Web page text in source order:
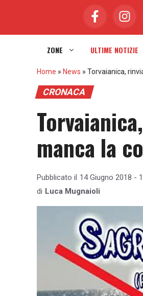
ZONE ULTIME NOTIZIE
Home » News » Torvaianica,
CRONACA
manca la
Pubblicato il 14 Giugno 2018 -
di Luca Mugnaioli